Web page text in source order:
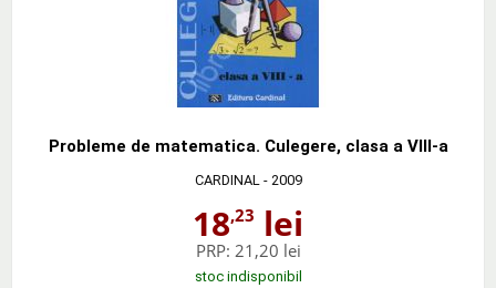
Probleme de matematica. Culegere, clasa a VIII-a
CARDINAL - 2009
18,23 lei
PRP: 21,20 lei
stoc indisponibil